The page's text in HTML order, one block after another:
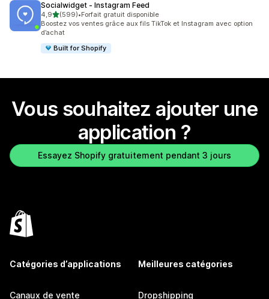
Socialwidget ‑ Instagram Feed
4,9étoile(s) sur 5
(599)
599 avis au total
•Forfait gratuit disponible
Boostez vos ventes grâce aux fils TikTok et Instagram avec option
d’achat
Built for Shopify
Vous souhaitez ajouter une
application ?
Essayez Shopify gratuitement pendant 3 jours
Catégories d’applications
Canaux de vente
Meilleures catégories
Dropshipping